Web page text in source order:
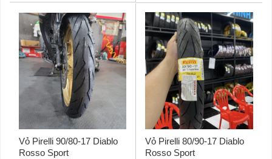
Vỏ Pirelli 90/80-17 Diablo
Rosso Sport
Vỏ Pirelli 80/90-17 Diablo
Rosso Sport